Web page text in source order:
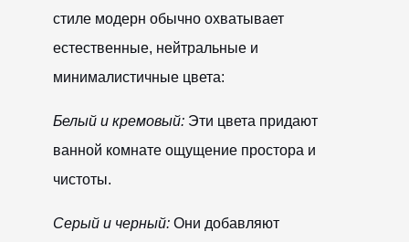
стиле модерн обычно охватывает
естественные, нейтральные и
минималистичные цвета:
Белый и кремовый:Эти цвета придают
ванной комнате ощущение простора и
чистоты.
Серый и черный:Они добавляют